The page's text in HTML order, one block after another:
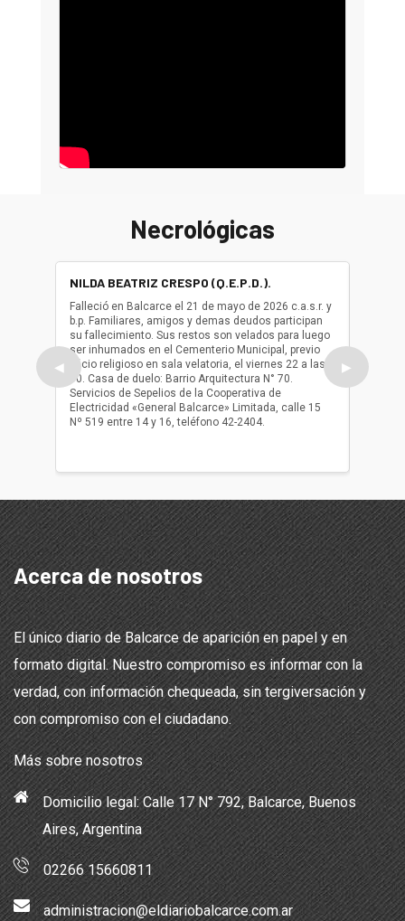
Necrológicas
◀
NILDA BEATRIZ CRESPO (Q.E.P.D.).
Falleció en Balcarce el 21 de mayo de 2026 c.a.s.r. y
b.p. Familiares, amigos y demas deudos participan
su fallecimiento. Sus restos son velados para luego
ser inhumados en el Cementerio Municipal, previo
oficio religioso en sala velatoria, el viernes 22 a las
10. Casa de duelo: Barrio Arquitectura N° 70.
Servicios de Sepelios de la Cooperativa de
Electricidad «General Balcarce» Limitada, calle 15
Nº 519 entre 14 y 16, teléfono 42-2404.
ser
oficio
▶
Acerca de nosotros
El único diario de Balcarce de aparición en papel y en
formato digital. Nuestro compromiso es informar con la
verdad, con información chequeada, sin tergiversación y
con compromiso con el ciudadano.
Más sobre nosotros
Domicilio legal: Calle 17 N° 792, Balcarce, Buenos
Aires, Argentina
02266 15660811
administracion@eldiariobalcarce.com.ar